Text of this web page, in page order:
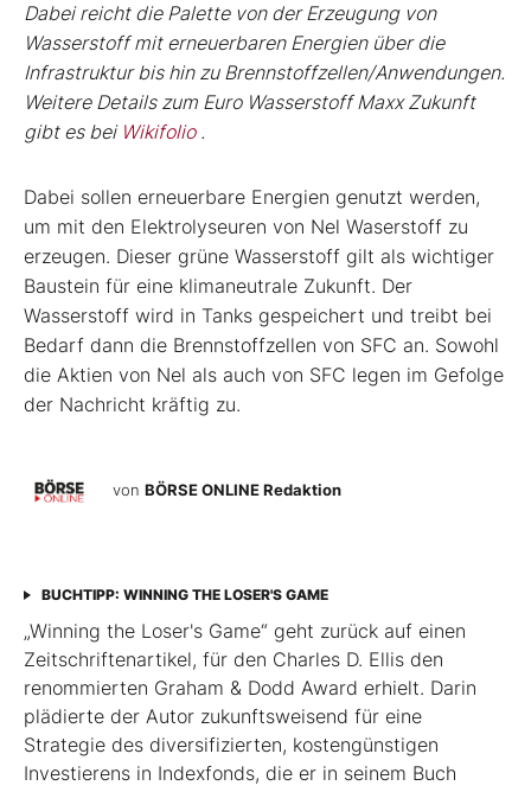
Dabei reicht die Palette von der Erzeugung von
Wasserstoff mit erneuerbaren Energien über die
Infrastruktur bis hin zu Brennstoffzellen/Anwendungen.
Weitere Details zum Euro Wasserstoff Maxx Zukunft
gibt es bei Wikifolio .
Dabei sollen erneuerbare Energien genutzt werden,
um mit den Elektrolyseuren von Nel Waserstoff zu
erzeugen. Dieser grüne Wasserstoff gilt als wichtiger
Baustein für eine klimaneutrale Zukunft. Der
Wasserstoff wird in Tanks gespeichert und treibt bei
Bedarf dann die Brennstoffzellen von SFC an. Sowohl
die Aktien von Nel als auch von SFC legen im Gefolge
der Nachricht kräftig zu.
von BÖRSE ONLINE Redaktion
BUCHTIPP: WINNING THE LOSER'S GAME
„Winning the Loser's Game“ geht zurück auf einen
Zeitschriftenartikel, für den Charles D. Ellis den
renommierten Graham & Dodd Award erhielt. Darin
plädierte der Autor zukunftsweisend für eine
Strategie des diversifizierten, kostengünstigen
Investierens in Indexfonds, die er in seinem Buch